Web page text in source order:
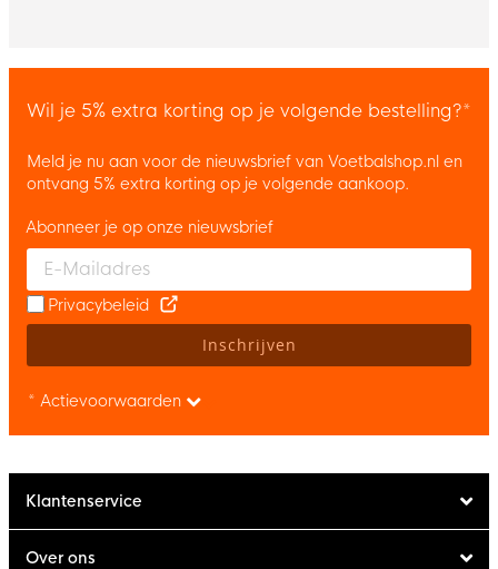
Wil je 5% extra korting op je volgende bestelling?*
Meld je nu aan voor de nieuwsbrief van Voetbalshop.nl en
ontvang 5% extra korting op je volgende aankoop.
Enter your email and accept the privacy policy to subscribe to
Abonneer je op onze nieuwsbrief
Privacybeleid
Inschrijven
* Actievoorwaarden
Klantenservice
Over ons